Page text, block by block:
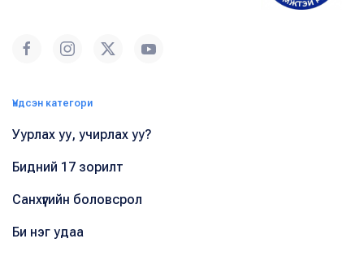
Үндсэн категори
Уурлах уу, учирлах уу?
Бидний 17 зорилт
Санхүүгийн боловсрол
Би нэг удаа